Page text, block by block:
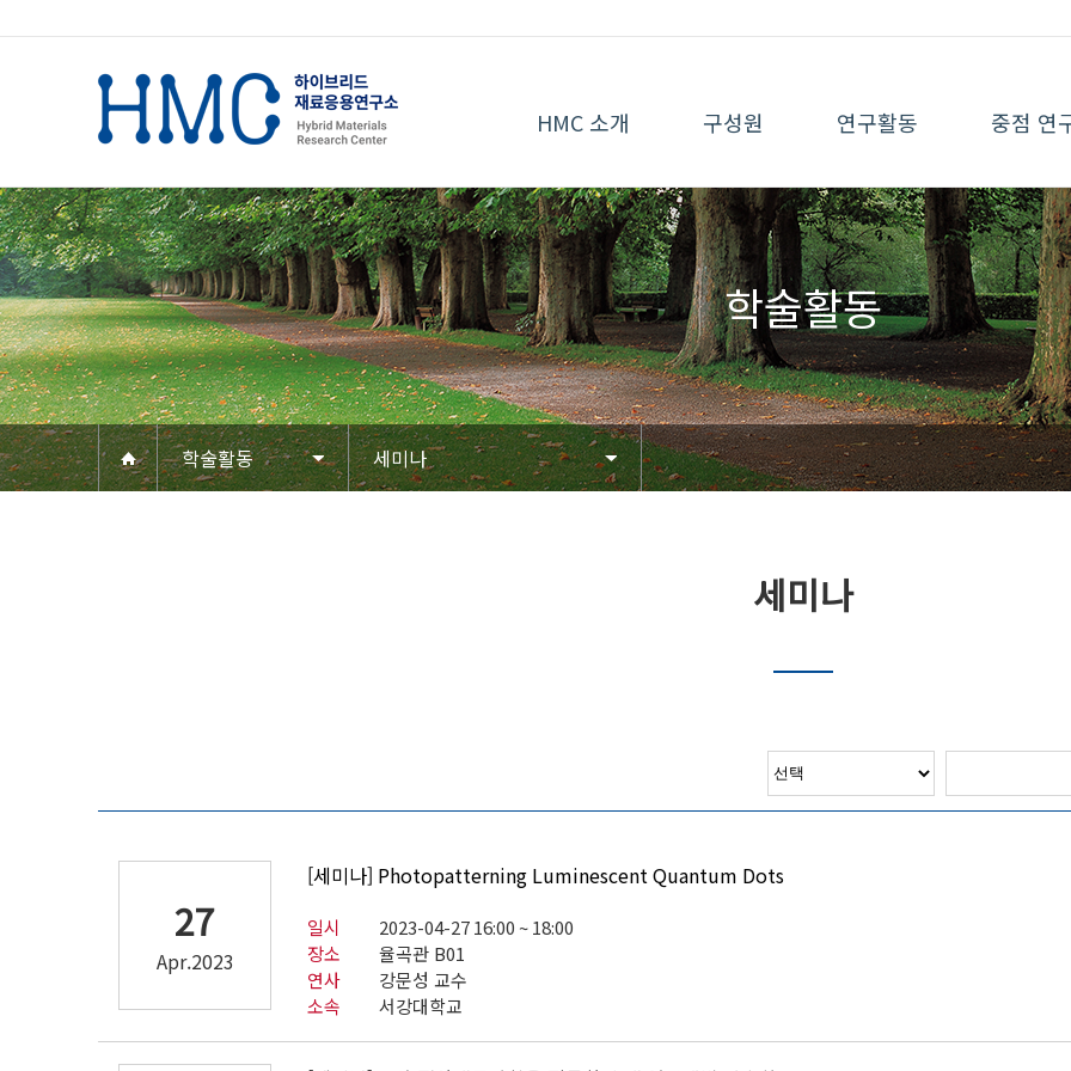
HMC 소개 구성원 연구활동 중점 연
학술활동
학술활동 세미나
세미나
27
Apr.2023
[세미나] Photopatterning Luminescent Quantum Dots
일시
2023-04-27 16:00 ~ 18:00
장소
율곡관 B01
연사
강문성 교수
소속
서강대학교